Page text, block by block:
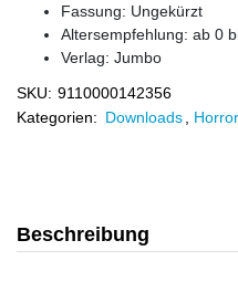
Fassung: Ungekürzt
Altersempfehlung: ab 0
Verlag: Jumbo
SKU: 9110000142356
Kategorien: Downloads Horror
Beschreibung